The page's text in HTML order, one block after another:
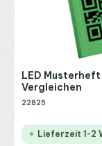
LED
Vergleichen
22825
Lieferzeit 1-2